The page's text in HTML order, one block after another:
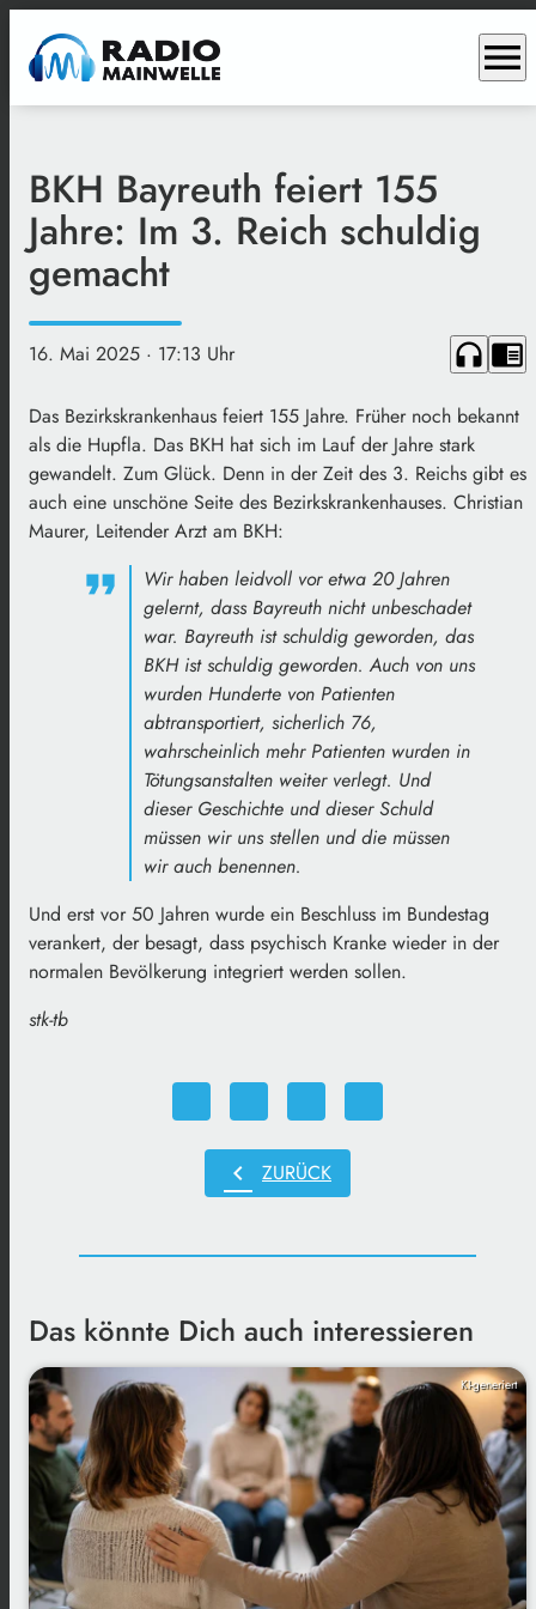
menu
BKH Bayreuth feiert 155
Jahre: Im 3. Reich schuldig
gemacht
16. Mai 2025 · 17:13 Uhr headphones chrome_reader_mode
Das Bezirkskrankenhaus feiert 155 Jahre. Früher noch bekannt
als die Hupfla. Das BKH hat sich im Lauf der Jahre stark
gewandelt. Zum Glück. Denn in der Zeit des 3. Reichs gibt es
auch eine unschöne Seite des Bezirkskrankenhauses. Christian
Maurer, Leitender Arzt am BKH:
Wir haben leidvoll vor etwa 20 Jahren
gelernt, dass Bayreuth nicht unbeschadet
war. Bayreuth ist schuldig geworden, das
BKH ist schuldig geworden. Auch von uns
wurden Hunderte von Patienten
abtransportiert, sicherlich 76,
wahrscheinlich mehr Patienten wurden in
Tötungsanstalten weiter verlegt. Und
dieser Geschichte und dieser Schuld
müssen wir uns stellen und die müssen
wir auch benennen.
Und erst vor 50 Jahren wurde ein Beschluss im Bundestag
verankert, der besagt, dass psychisch Kranke wieder in der
normalen Bevölkerung integriert werden sollen.
stk-tb
chevron_left ZURÜCK
Das könnte Dich auch interessieren
KI-generiert